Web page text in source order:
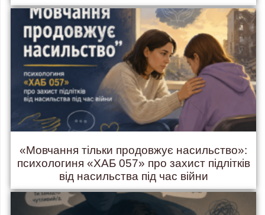
«Мовчання тільки продовжує насильство»:
психологиня «ХАБ 057» про захист підлітків
від насильства під час війни